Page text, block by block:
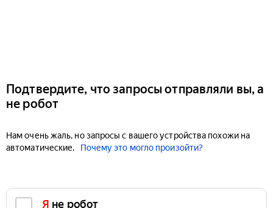
Подтвердите, что запросы отправляли вы, а
не робот
Нам очень жаль, но запросы с вашего устройства похожи на
автоматические.
Почему это могло произойти?
Я не робот